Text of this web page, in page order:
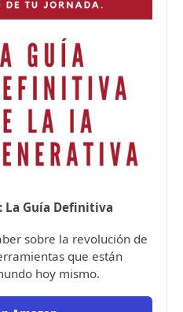
La Guía Definitiva
sobre la revolución de
que están
hoy mismo.